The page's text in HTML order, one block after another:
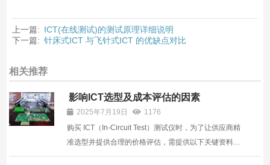
上一篇: ICT(在线测试)的测试原理详细说明
下一篇: 针床式ICT 与飞针式ICT 的优缺点对比
相关推荐
影响ICT选型及成本评估的因素
2025年7月19日
1176
购买 ICT（In-Circuit Test）测试仪时，为了让供应商精
准选型并提供合理的价格评估，需提供以下关键资料，
这些信息直接关联测试仪的功能、配置、性能及适配